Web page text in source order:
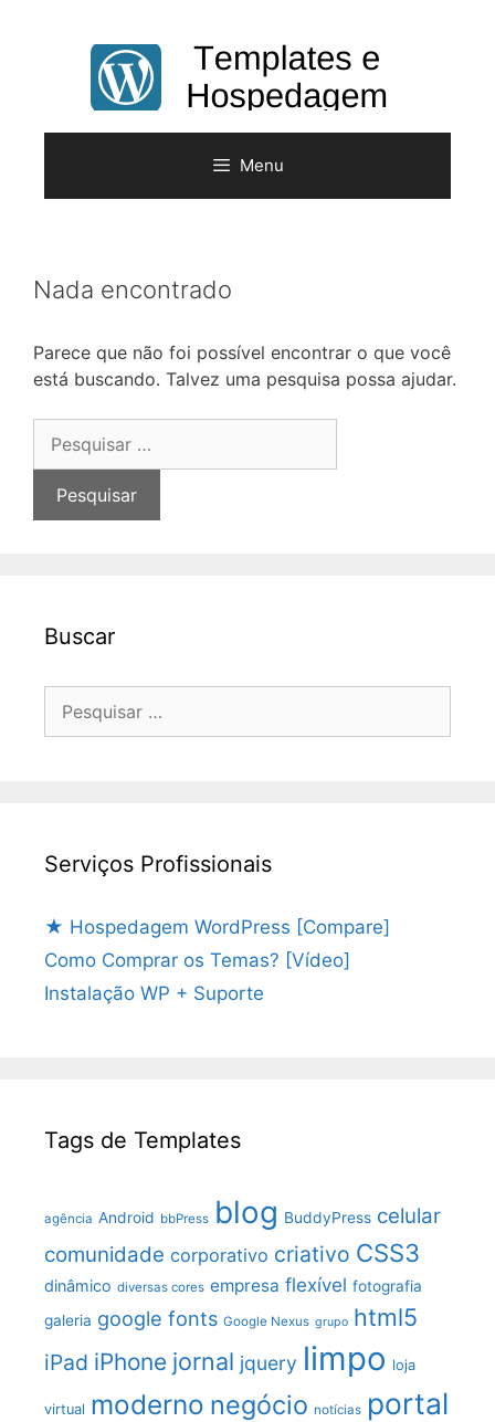
Menu
Nada encontrado
Parece que não foi possível encontrar o que você
está buscando. Talvez uma pesquisa possa ajudar.
por:
Buscar
Serviços Profissionais
★ Hospedagem WordPress [Compare]
Como Comprar os Temas? [Vídeo]
Instalação WP + Suporte
Tags de Templates
agência Android bbPress blog BuddyPress celular
comunidade corporativo criativo CSS3
dinâmico diversas cores empresa flexível fotografia
galeria google fonts Google Nexus grupo html5
iPad iPhone jornal jquery limpo loja
virtual moderno negócio notícias portal